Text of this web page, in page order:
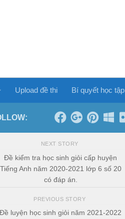
Upload đề thi Bí quyết học tập
NEXT STORY
Đề kiểm tra học sinh giỏi cấp huyện
Tiếng Anh năm 2020-2021 lớp 6 số 20
có đáp án.
PREVIOUS STORY
Đề luyện học sinh giỏi năm 2021-2022